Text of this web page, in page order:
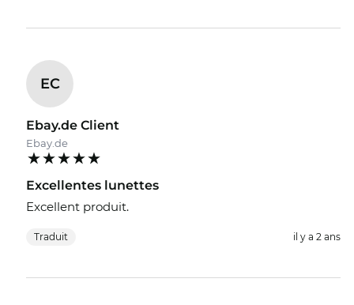
EC
Ebay.de Client
Ebay.de
Excellentes lunettes
Excellent produit.
Traduit il y a 2 ans